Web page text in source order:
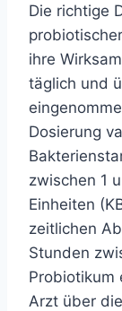
Die richtige
ihre
täglich und
Dosierung
zwischen 1
Einheiten
zeitlichen
Stunden
Probiotikum
Arzt über